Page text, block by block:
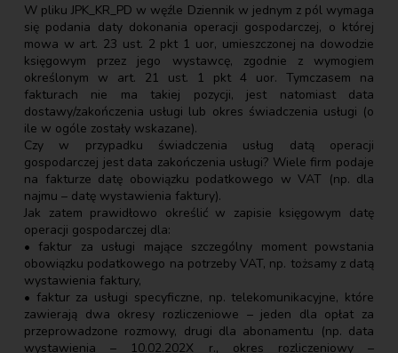
W pliku JPK_KR_PD w węźle Dziennik w jednym z pól wymaga
się podania daty dokonania operacji gospodarczej, o której
mowa w art. 23 ust. 2 pkt 1 uor, umieszczonej na dowodzie
księgowym przez jego wystawcę, zgodnie z wymogiem
określonym w art. 21 ust. 1 pkt 4 uor. Tymczasem na
fakturach nie ma takiej pozycji, jest natomiast data
dostawy/zakończenia usługi lub okres świadczenia usługi (o
ile w ogóle zostały wskazane).
Czy w przypadku świadczenia usług datą operacji
gospodarczej jest data zakończenia usługi? Wiele firm podaje
na fakturze datę obowiązku podatkowego w VAT (np. dla
najmu – datę wystawienia faktury).
Jak zatem prawidłowo określić w zapisie księgowym datę
operacji gospodarczej dla:
• faktur za usługi mające szczególny moment powstania
obowiązku podatkowego na potrzeby VAT, np. tożsamy z datą
wystawienia faktury,
• faktur za usługi specyficzne, np. telekomunikacyjne, które
zawierają dwa okresy rozliczeniowe – jeden dla opłat za
przeprowadzone rozmowy, drugi dla abonamentu (np. data
wystawienia – 10.02.202X r., okres rozliczeniowy –